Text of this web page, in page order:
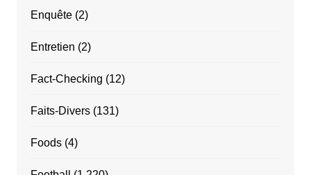
Enquête(2)
Entretien (2)
Fact-Checking (12)
Faits-Divers(131)
Foods(4)